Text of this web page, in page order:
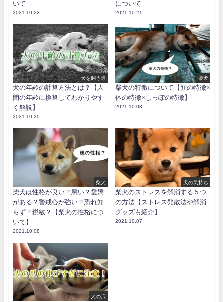
いて
2021.10.22
について
2021.10.21
犬を飼う際
犬の年齢の計算方法とは？【人
間の年齢に換算してわかりやす
く解説】
2021.10.20
柴犬
柴犬の特徴について【顔の特徴×
体の特徴×しっぽの特徴】
2021.10.08
柴犬
柴犬は性格が良い？悪い？愛嬌
がある？警戒心が強い？恐れ知
らず？鋭敏？【柴犬の性格につ
いて】
2021.10.08
犬の気持ち
柴犬のストレスを解消する５つ
の方法【ストレス発散法や解消
グッズも紹介】
2021.10.07
犬の爪